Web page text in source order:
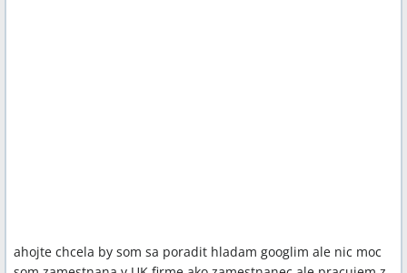
ahojte chcela by som sa poradit hladam googlim ale nic moc